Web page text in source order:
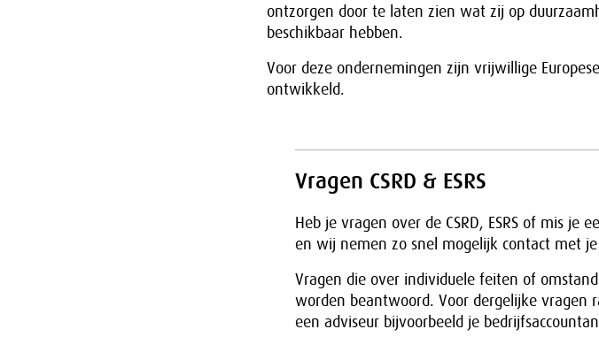
ontzorgen door te laten zien wat zij op
beschikbaar hebben.
Voor deze ondernemingen zijn vrijwillige
ontwikkeld.
Vragen CSRD & ESRS
Heb je vragen over de CSRD, ESRS of mis je
en wij nemen zo snel mogelijk contact met
Vragen die over individuele feiten of
worden beantwoord. Voor dergelijke vragen
een adviseur bijvoorbeeld je